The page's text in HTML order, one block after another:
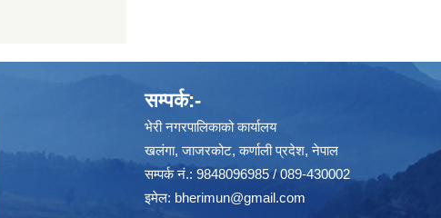
सम्पर्क:-
भेरी नगरपालिकाको कार्यालय
खलंगा, जाजरकोट, कर्णाली प्रदेश, नेपाल
सम्पर्क नं.: 9848096985 / 089-430002
इमेल: bherimun@gmail.com